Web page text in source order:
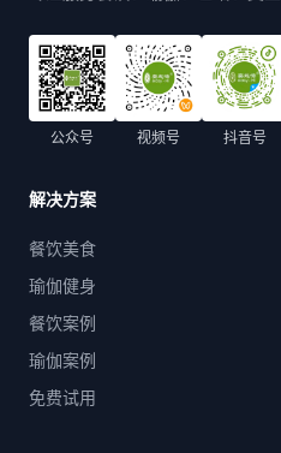
公众号 视频号 抖音号
解决方案
餐饮美食
瑜伽健身
餐饮案例
瑜伽案例
免费试用